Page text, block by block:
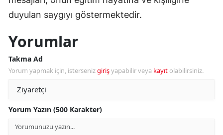
duyulan saygıyı göstermektedir.
Yorumlar
Takma Ad
Yorum yapmak için, istersenizgirişyapabilir veya kayıt olabilirsiniz.
Yorum Yazın (500 Karakter)